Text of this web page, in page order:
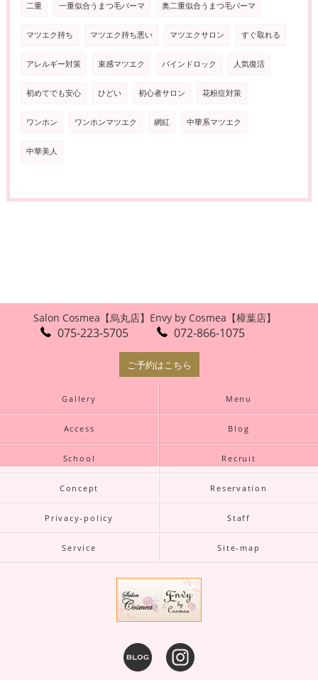
二重 一重似合うまつ毛パーマ 奥二重似合うまつ毛パーマ
マツエク持ち マツエク持ち悪い マツエクサロン すぐ取れる
アレルギー対策 束感マツエク バインドロック 人気復活
初めてでも安心 ひどい 初心者サロン 花粉症対策
ワンホン ワンホンマツエク 網紅 中華系マツエク
中華美人
Salon Cosmea【烏丸店】
075-223-5705
Envy by Cosmea【樟葉店】
072-866-1075
ご予約はこちら
Gallery Menu
Access Blog
School Recruit
Concept Reservation
Privacy-policy Staff
Service Site-map